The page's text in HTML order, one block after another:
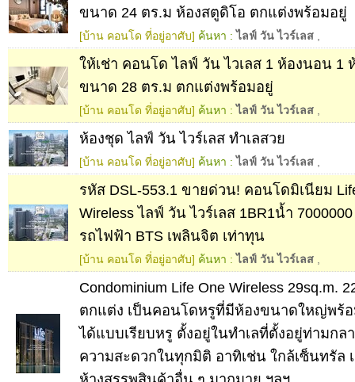
ขนาด 24 ตร.ม ห้องสตูดิโอ ตกแต่งพร้อมอยู่
[บ้าน คอนโด ที่อยู่อาศับ] ค้นหา : ไลฟ์ วัน ไวร์เลส
ให้เช่า คอนโด ไลฟ์ วัน ไวเลส 1 ห้องนอน 1
ขนาด 28 ตร.ม ตกแต่งพร้อมอยู่
[บ้าน คอนโด ที่อยู่อาศับ] ค้นหา : ไลฟ์ วัน ไวร์เลส
ห้องชุด ไลฟ์ วัน ไวร์เลส ทำเลสวย
[บ้าน คอนโด ที่อยู่อาศับ] ค้นหา : ไลฟ์ วัน ไวร์เลส
รหัส DSL-553.1 ขายด่วน! คอนโดมิเนียม
Wireless ไลฟ์ วัน ไวร์เลส 1BR1น้ำ
รถไฟฟ้า BTS เพลินจิต เท่าทุน
[บ้าน คอนโด ที่อยู่อาศับ] ค้นหา : ไลฟ์ วัน ไวร์เลส
Condominium Life One Wireless 29sq.m.
ตกแต่ง เป็นคอนโดหรูที่มีห้องขนาดใหญ่พร้
ได้แบบเรียบหรู ตั้งอยู่ในทำเลที่ตั้งอยู่ท่ามกล
ความสะดวกในทุกมิติ อาทิเช่น ใกล้เซ็นทรัล